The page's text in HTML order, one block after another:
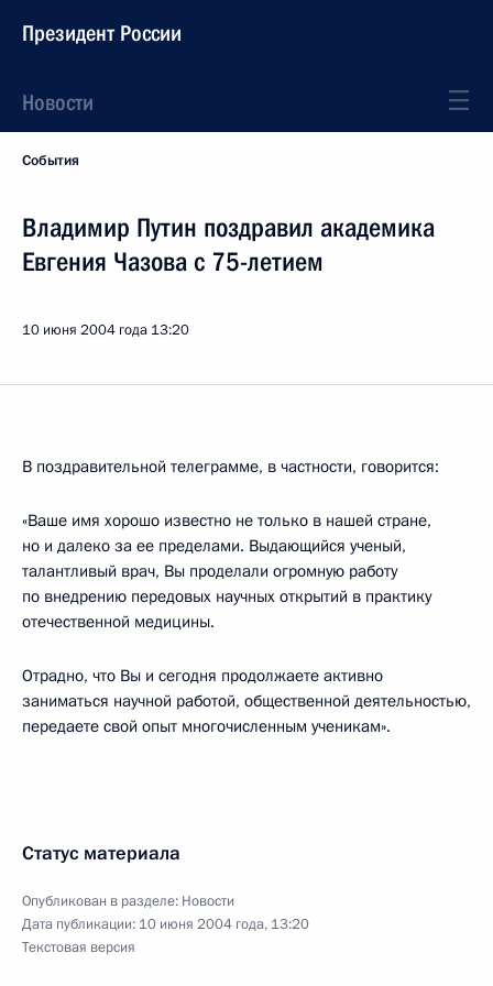
Президент России
Новости
События
Владимир Путин поздравил академика
Евгения Чазова с 75-летием
10 июня 2004 года 13:20
В поздравительной телеграмме, в частности, говорится:
«Ваше имя хорошо известно не только в нашей стране,
но и далеко за ее пределами. Выдающийся ученый,
талантливый врач, Вы проделали огромную работу
по внедрению передовых научных открытий в практику
отечественной медицины.
Отрадно, что Вы и сегодня продолжаете активно
заниматься научной работой, общественной деятельностью,
передаете свой опыт многочисленным ученикам».
Статус материала
Опубликован в разделе: Новости
Дата публикации: 10 июня 2004 года, 13:20
Текстовая версия